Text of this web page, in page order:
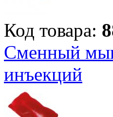
Код товара:
Сменный
инъекций